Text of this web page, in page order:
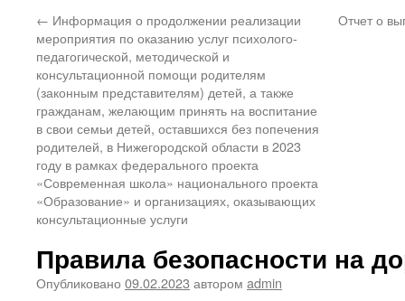
← Информация о продолжении реализации
мероприятия по оказанию услуг психолого-
педагогической, методической и
консультационной помощи родителям
(законным представителям) детей, а также
гражданам, желающим принять на воспитание
в свои семьи детей, оставшихся без попечения
родителей, в Нижегородской области в 2023
году в рамках федерального проекта
«Современная школа» национального проекта
«Образование» и организациях, оказывающих
консультационные услуги
Отчет о
Правила безопасности на
Опубликовано 09.02.2023 автором admin